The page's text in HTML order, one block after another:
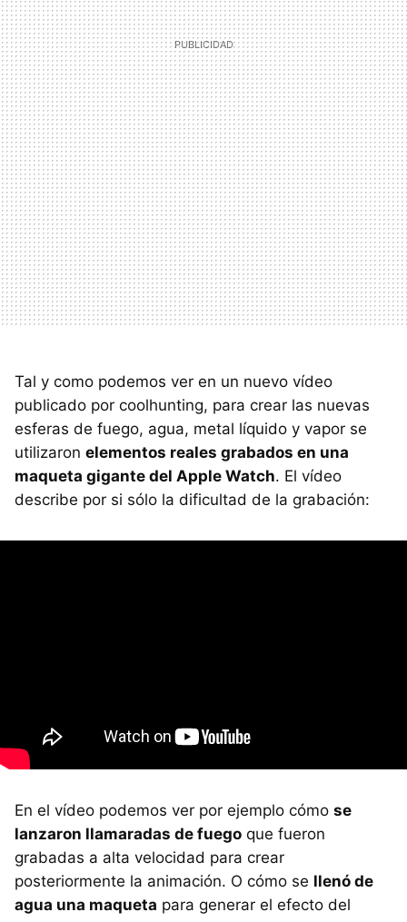
Tal y como podemos ver en un nuevo vídeo
publicado por coolhunting, para crear las nuevas
esferas de fuego, agua, metal líquido y vapor se
utilizaron elementos reales grabados en una
maqueta gigante del Apple Watch. El vídeo
describe por si sólo la dificultad de la grabación:
En el vídeo podemos ver por ejemplo cómo se
lanzaron llamaradas de fuego que fueron
grabadas a alta velocidad para crear
posteriormente la animación. O cómo se llenó de
agua una maqueta para generar el efecto del